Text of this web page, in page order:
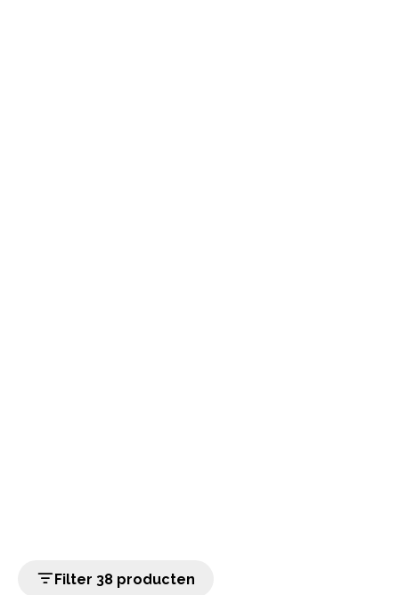
Filter 38 producten